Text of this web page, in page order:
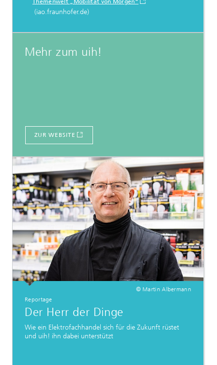
Themenwelt „Mobilität von Morgen“
(iao.fraunhofer.de)
Mehr zum uih!
ZUR WEBSITE
© Martin Albermann
Reportage
Der Herr der Dinge
Wie ein Elektrofachhandel sich für die Zukunft rüstet
und uih! ihn dabei unterstützt